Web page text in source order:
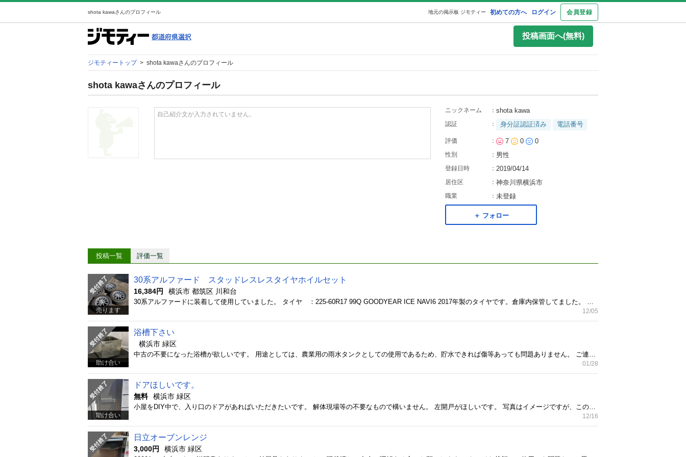
shota kawaさんのプロフィール 初めての方へ ログイン 会員登録
地元の掲示板 ジモティー
投稿画面へ(無料)
ジモティートップ > shota kawaさんのプロフィール
shota kawaさんのプロフィール
自己紹介文が入力されていません。
ニックネーム ： shota kawa
認証 ： 身分証認証済み 電話番号
評価 ： 7 0 0
性別 ： 男性
登録日時 ： 2019/04/14
居住区 ： 神奈川県横浜市
職業 ： 未登録
＋ フォロー
投稿一覧 評価一覧
売ります
30系アルファード スタッドレスレスタイヤホイルセット
16,384円 横浜市 都筑区 川和台
12/05
助け合い
浴槽下さい
横浜市 緑区
01/28
助け合い
ドアほしいです。
無料 横浜市 緑区
12/16
日立オーブンレンジ
3,000円 横浜市 緑区